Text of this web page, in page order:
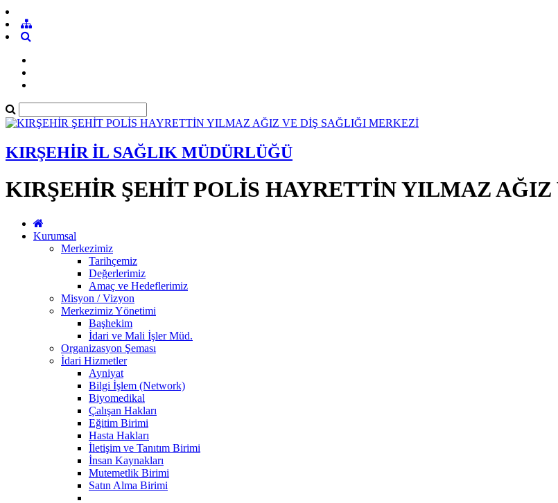
KIRŞEHİR İL SAĞLIK MÜDÜRLÜĞÜ
KIRŞEHİR ŞEHİT POLİS HAYRETTİN YILMAZ
Kurumsal
Merkezimiz
Tarihçemiz
Değerlerimiz
Amaç ve Hedeflerimiz
Misyon / Vizyon
Merkezimiz Yönetimi
Başhekim
İdari ve Mali İşler Müd.
Organizasyon Şeması
İdari Hizmetler
Ayniyat
Bilgi İşlem (Network)
Biyomedikal
Çalışan Hakları
Eğitim Birimi
Hasta Hakları
İletişim ve Tanıtım Birimi
İnsan Kaynakları
Mutemetlik Birimi
Satın Alma Birimi